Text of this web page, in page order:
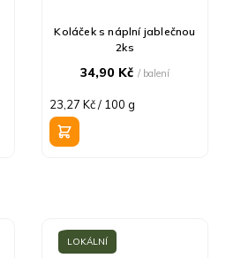
Koláček s náplní jablečnou
2ks
34,90 Kč/ balení
Měrná
cena:
23,27 Kč / 100 g
LOKÁLNÍ